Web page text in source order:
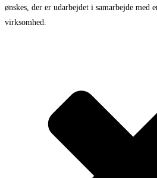
ønskes, der er udarbejdet i samarbejde med
virksomhed.